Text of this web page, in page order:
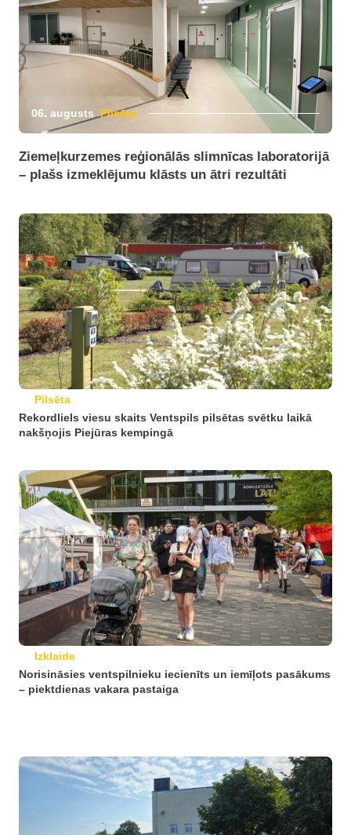
06. augusts Pilsēta
Ziemeļkurzemes reģionālās slimnīcas laboratorijā
– plašs izmeklējumu klāsts un ātri rezultāti
Pilsēta
Rekordliels viesu skaits Ventspils pilsētas svētku laikā
nakšņojis Piejūras kempingā
Izklaide
Norisināsies ventspilnieku iecienīts un iemīļots pasākums
– piektdienas vakara pastaiga